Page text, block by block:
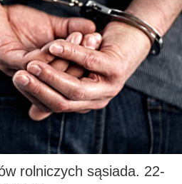
rolniczych sąsiada. 22-